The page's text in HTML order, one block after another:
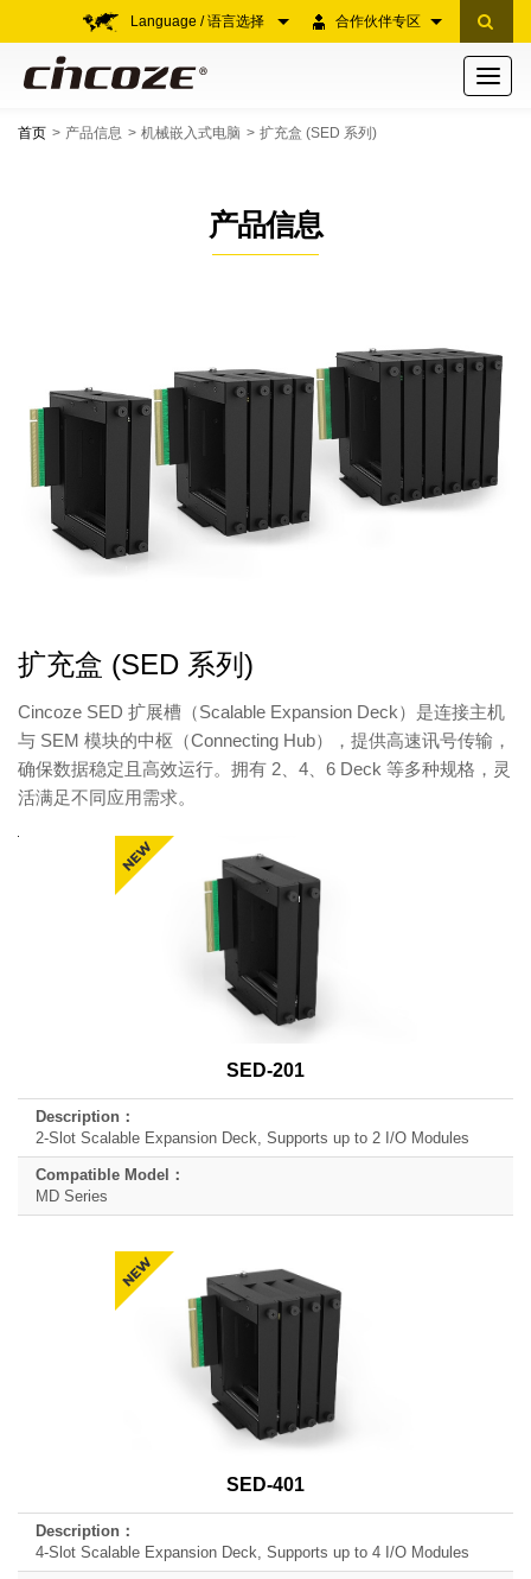
合作伙伴专区
Language / 语言选择
Toggle
首页 产品信息 机械嵌入式电脑 扩充盒 (SED 系列)
产品信息
扩充盒 (SED 系列)
Cincoze SED 扩展槽（Scalable Expansion Deck）是连接主机
与 SEM 模块的中枢（Connecting Hub），提供高速讯号传输，
确保数据稳定且高效运行。拥有 2、4、6 Deck 等多种规格，灵
活满足不同应用需求。
Compatible
Model
SED-201
2-Slot Scalable Expansion Deck, Supports up to 2 I/O Modules
MD Series
SED-401
4-Slot Scalable Expansion Deck, Supports up to 4 I/O Modules